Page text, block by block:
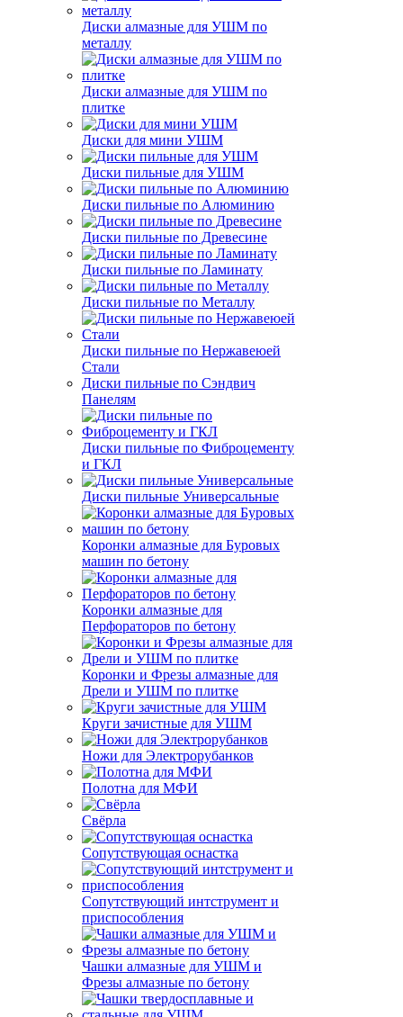
Диски алмазные для УШМ по
металлу
Диски алмазные для УШМ по
плитке
Диски для мини УШМ
Диски пильные для УШМ
Диски пильные по Алюминию
Диски пильные по Древесине
Диски пильные по Ламинату
Диски пильные по Металлу
Диски пильные по Нержавеюей
Стали
Диски пильные по Сэндвич
Панелям
Диски пильные по Фиброцементу
и ГКЛ
Диски пильные Универсальные
Коронки алмазные для Буровых
машин по бетону
Коронки алмазные для
Перфораторов по бетону
Коронки и Фрезы алмазные для
Дрели и УШМ по плитке
Круги зачистные для УШМ
Ножи для Электрорубанков
Полотна для МФИ
Свёрла
Сопутствующая оснастка
Сопутствующий интструмент и
приспособления
Чашки алмазные для УШМ и
Фрезы алмазные по бетону